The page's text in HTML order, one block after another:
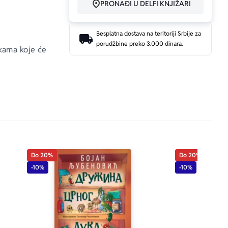
koje će
PRONAĐI U DELFI KNJIŽARI
Besplatna dostava na teritoriji Srbije za
porudžbine preko 3.000 dinara.
Do 20%
-10%
Do 20%
-10%